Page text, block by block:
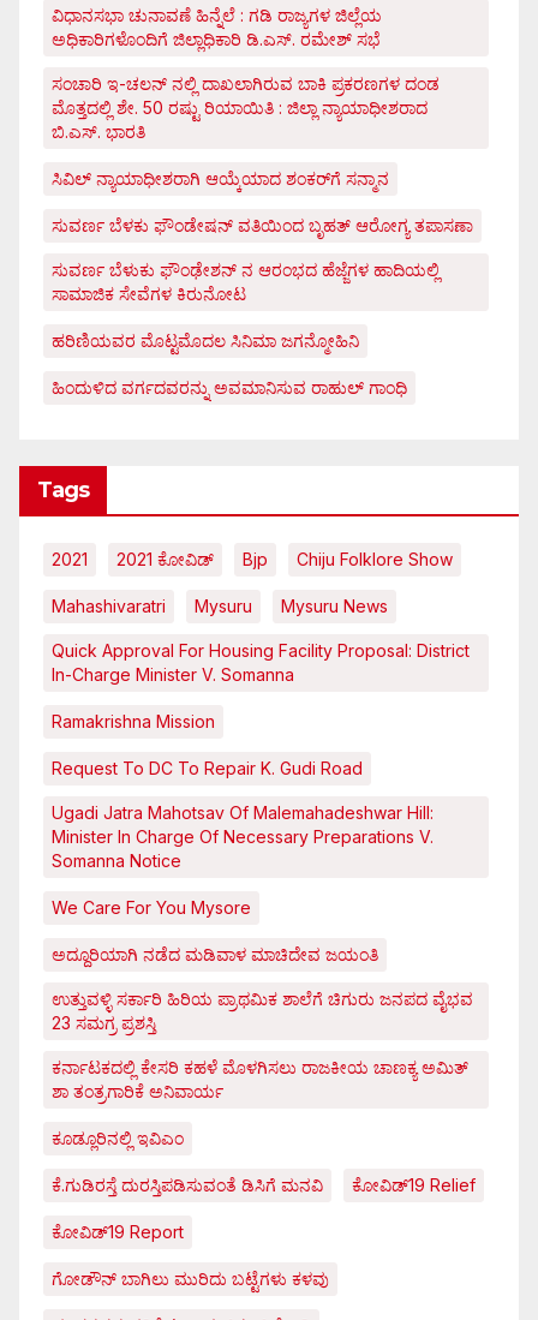
ವಿಧಾನಸಭಾ ಚುನಾವಣೆ ಹಿನ್ನೆಲೆ : ಗಡಿ ರಾಜ್ಯಗಳ ಜಿಲ್ಲೆಯ
ಅಧಿಕಾರಿಗಳೊಂದಿಗೆ ಜಿಲ್ಲಾಧಿಕಾರಿ ಡಿ.ಎಸ್. ರಮೇಶ್ ಸಭೆ
ಸಂಚಾರಿ ಇ-ಚಲನ್ ನಲ್ಲಿ ದಾಖಲಾಗಿರುವ ಬಾಕಿ ಪ್ರಕರಣಗಳ ದಂಡ
ಮೊತ್ತದಲ್ಲಿ ಶೇ. 50 ರಷ್ಟು ರಿಯಾಯಿತಿ : ಜಿಲ್ಲಾ ನ್ಯಾಯಾಧೀಶರಾದ
ಬಿ.ಎಸ್. ಭಾರತಿ
ಸಿವಿಲ್ ನ್ಯಾಯಾಧೀಶರಾಗಿ ಆಯ್ಕೆಯಾದ ಶಂಕರ್‌ಗೆ ಸನ್ಮಾನ
ಸುವರ್ಣ ಬೆಳಕು ಫೌಂಡೇಷನ್ ವತಿಯಿಂದ ಬೃಹತ್ ಆರೋಗ್ಯ ತಪಾಸಣಾ
ಸುವರ್ಣ ಬೆಳುಕು ಫೌಂಢೇಶನ್ ನ ಆರಂಭದ ಹೆಜ್ಜೆಗಳ ಹಾದಿಯಲ್ಲಿ
ಸಾಮಾಜಿಕ ಸೇವೆಗಳ ಕಿರುನೋಟ
ಹರಿಣಿಯವರ ಮೊಟ್ಟಮೊದಲ ಸಿನಿಮಾ ಜಗನ್ಮೋಹಿನಿ
ಹಿಂದುಳಿದ ವರ್ಗದವರನ್ನು ಅವಮಾನಿಸುವ ರಾಹುಲ್ ಗಾಂಧಿ
Tags
2021 2021 ಕೋವಿಡ್‌ Bjp Chiju Folklore Show
Mahashivaratri Mysuru Mysuru News
Quick Approval For Housing Facility Proposal: District
In-Charge Minister V. Somanna
Ramakrishna Mission
Request To DC To Repair K. Gudi Road
Ugadi Jatra Mahotsav Of Malemahadeshwar Hill:
Minister In Charge Of Necessary Preparations V.
Somanna Notice
We Care For You Mysore
ಅದ್ದೂರಿಯಾಗಿ ನಡೆದ ಮಡಿವಾಳ ಮಾಚಿದೇವ ಜಯಂತಿ
ಉತ್ತುವಳ್ಳಿ ಸರ್ಕಾರಿ ಹಿರಿಯ ಪ್ರಾಥಮಿಕ ಶಾಲೆಗೆ ಚಿಗುರು ಜನಪದ ವೈಭವ
23 ಸಮಗ್ರ ಪ್ರಶಸ್ತಿ
ಕರ್ನಾಟಕದಲ್ಲಿ ಕೇಸರಿ ಕಹಳೆ ಮೊಳಗಿಸಲು ರಾಜಕೀಯ ಚಾಣಕ್ಯ ಅಮಿತ್
ಶಾ ತಂತ್ರಗಾರಿಕೆ ಅನಿವಾರ್ಯ
ಕೂಡ್ಲೂರಿನಲ್ಲಿ ಇವಿಎಂ
ಕೆ.ಗುಡಿರಸ್ತೆ ದುರಸ್ತಿಪಡಿಸುವಂತೆ ಡಿಸಿಗೆ ಮನವಿ ಕೋವಿಡ್‌19 Relief
ಕೋವಿಡ್‌19 Report
ಗೋಡೌನ್ ಬಾಗಿಲು ಮುರಿದು ಬಟ್ಟೆಗಳು ಕಳವು